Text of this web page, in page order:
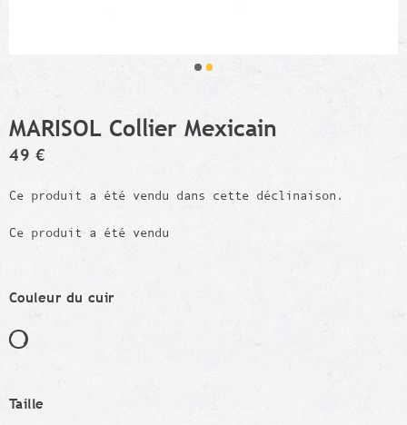
MARISOL Collier Mexicain
49 €
Ce produit a été vendu dans cette déclinaison.
Ce produit a été vendu
Couleur du cuir
Taille